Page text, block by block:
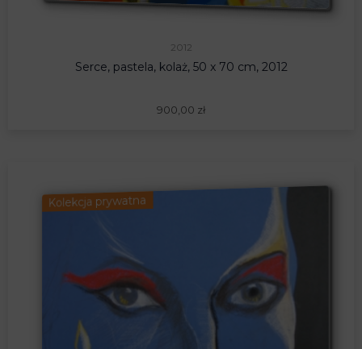
2012
Serce, pastela, kolaż, 50 x 70 cm, 2012
900,00 zł
Kolekcja prywatna